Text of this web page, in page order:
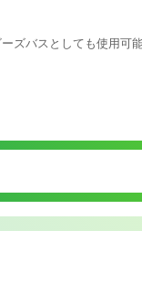
ズバスとしても使用可能